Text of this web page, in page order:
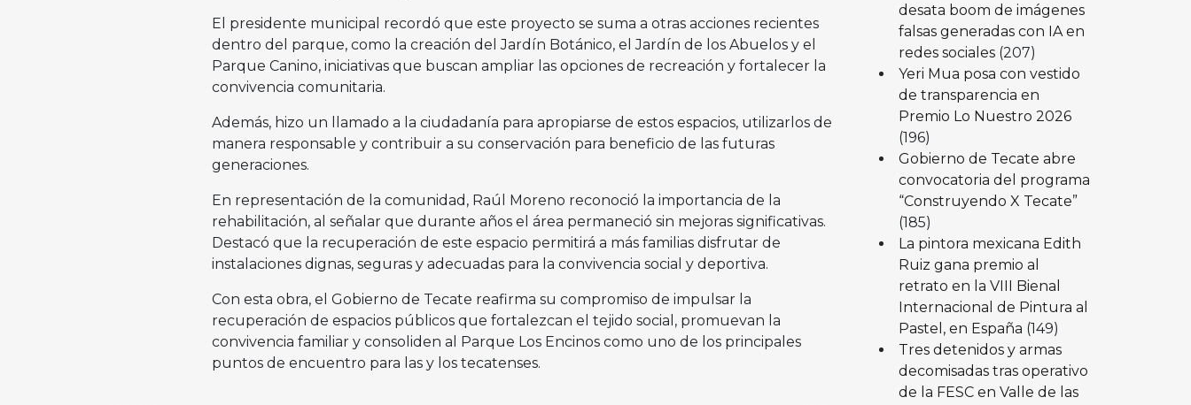
El presidente municipal recordó que este proyecto se suma a otras acciones recientes
dentro del parque, como la creación del Jardín Botánico, el Jardín de los Abuelos y el
Parque Canino, iniciativas que buscan ampliar las opciones de recreación y fortalecer la
convivencia comunitaria.
Además, hizo un llamado a la ciudadanía para apropiarse de estos espacios, utilizarlos de
manera responsable y contribuir a su conservación para beneficio de las futuras
generaciones.
En representación de la comunidad, Raúl Moreno reconoció la importancia de la
rehabilitación, al señalar que durante años el área permaneció sin mejoras significativas.
Destacó que la recuperación de este espacio permitirá a más familias disfrutar de
instalaciones dignas, seguras y adecuadas para la convivencia social y deportiva.
Con esta obra, el Gobierno de Tecate reafirma su compromiso de impulsar la
recuperación de espacios públicos que fortalezcan el tejido social, promuevan la
convivencia familiar y consoliden al Parque Los Encinos como uno de los principales
puntos de encuentro para las y los tecatenses.
desata boom de imágenes
falsas generadas con IA en
redes sociales (207)
Yeri Mua posa con vestido
de transparencia en
Premio Lo Nuestro 2026
(196)
Gobierno de Tecate abre
convocatoria del programa
“Construyendo X Tecate”
(185)
La pintora mexicana Edith
Ruiz gana premio al
retrato en la VIII Bienal
Internacional de Pintura al
Pastel, en España (149)
Tres detenidos y armas
decomisadas tras operativo
de la FESC en Valle de las